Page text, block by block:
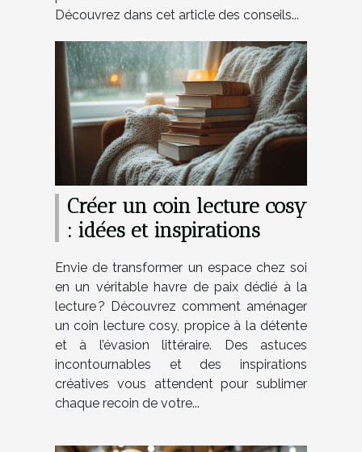
Découvrez dans cet article des conseils...
Créer un coin lecture cosy
: idées et inspirations
Envie de transformer un espace chez soi
en un véritable havre de paix dédié à la
lecture ? Découvrez comment aménager
un coin lecture cosy, propice à la détente
et à l’évasion littéraire. Des astuces
incontournables et des inspirations
créatives vous attendent pour sublimer
chaque recoin de votre...